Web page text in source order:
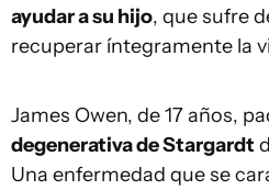
ayudar a su hijo, que sufre
recuperar íntegramente la
James Owen, de 17 años,
degenerativa de Stargardt
Una enfermedad que se